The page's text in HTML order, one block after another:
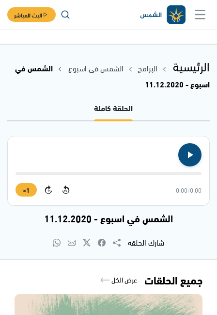
البث المباشر
الرئيسية البرامج الشمس في اسبوع
الشمس في
اسبوع - 11.12.2020
الحلقة كاملة
0:00
/
0:00
15
15
1×
الشمس في اسبوع - 11.12.2020
شارك الحلقة
جميع الحلقات عرض الكل